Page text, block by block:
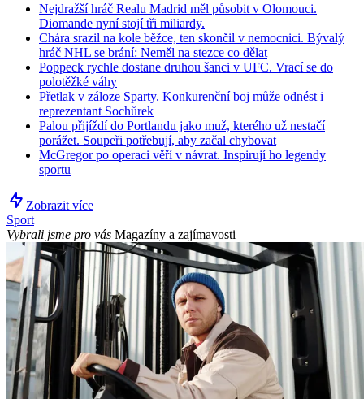
Nejdražší hráč Realu Madrid měl působit v Olomouci.
Diomande nyní stojí tři miliardy.
Chára srazil na kole běžce, ten skončil v nemocnici. Bývalý
hráč NHL se brání: Neměl na stezce co dělat
Poppeck rychle dostane druhou šanci v UFC. Vrací se do
polotěžké váhy
Přetlak v záloze Sparty. Konkurenční boj může odnést i
reprezentant Sochůrek
Palou přijíždí do Portlandu jako muž, kterého už nestačí
porážet. Soupeři potřebují, aby začal chybovat
McGregor po operaci věří v návrat. Inspirují ho legendy
sportu
Zobrazit více
Sport
Vybrali jsme pro vás Magazíny a zajímavosti